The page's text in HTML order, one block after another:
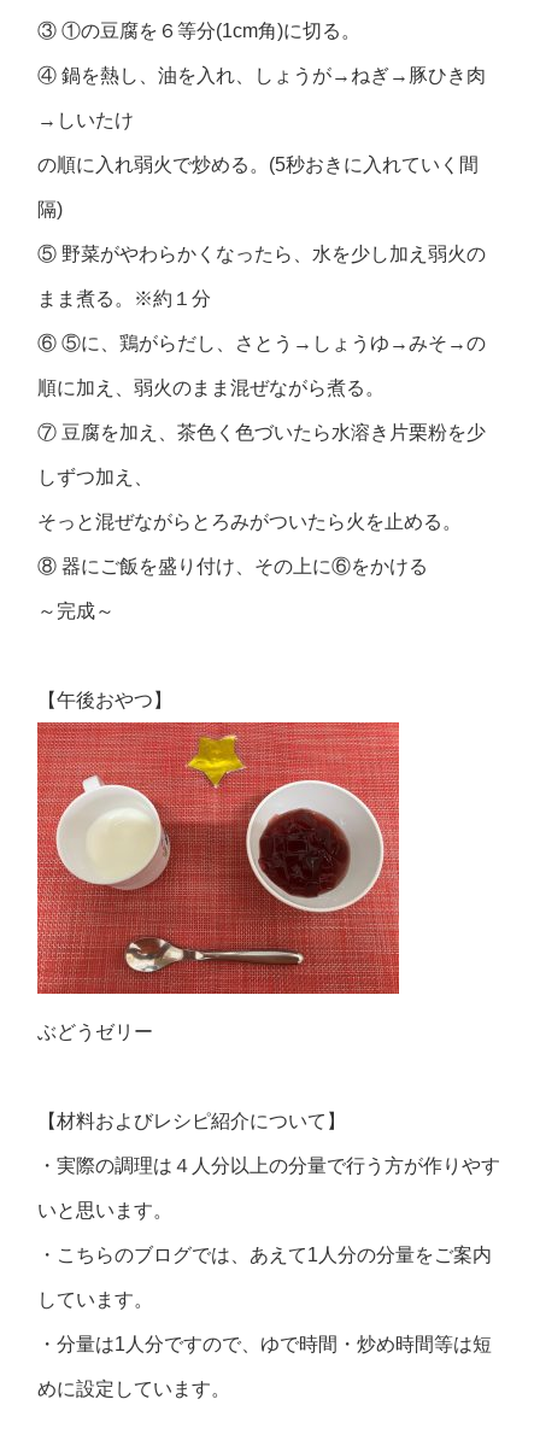
③ ①の豆腐を６等分(1cm角)に切る。
④ 鍋を熱し、油を入れ、しょうが→ねぎ→豚ひき肉
→しいたけ
の順に入れ弱火で炒める。(5秒おきに入れていく間
隔)
⑤ 野菜がやわらかくなったら、水を少し加え弱火の
まま煮る。※約１分
⑥ ⑤に、鶏がらだし、さとう→しょうゆ→みそ→の
順に加え、弱火のまま混ぜながら煮る。
⑦ 豆腐を加え、茶色く色づいたら水溶き片栗粉を少
しずつ加え、
そっと混ぜながらとろみがついたら火を止める。
⑧ 器にご飯を盛り付け、その上に⑥をかける
～完成～
【午後おやつ】
ぶどうゼリー
【材料およびレシピ紹介について】
・実際の調理は４人分以上の分量で行う方が作りやす
いと思います。
・こちらのブログでは、あえて1人分の分量をご案内
しています。
・分量は1人分ですので、ゆで時間・炒め時間等は短
めに設定しています。